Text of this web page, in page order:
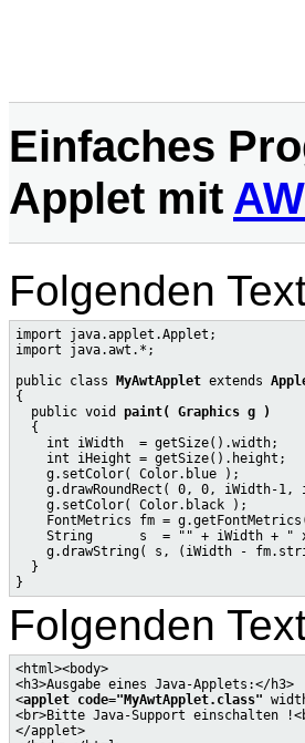
Einfaches
Applet mit
Folgenden
import java.applet.Applet;
import java.awt.*;
public class
MyAwtApplet extends
{
  public void
paint( Graphics g )
  {
    int iWidth  = getSize().width;
    int iHeight = getSize().height;
    g.setColor( Color.blue );
g.drawRoundRect( 0, 0, iWidth-1,
    g.setColor( Color.black );
FontMetrics fm =
String      s  = "" + iWidth + "
g.drawString( s, (iWidth -
  }
Folgenden
<html><body>
<h3>Ausgabe eines Java-Applets:</h3>
<applet code="MyAwtApplet.class"
<br>Bitte Java-Support einschalten
</applet>